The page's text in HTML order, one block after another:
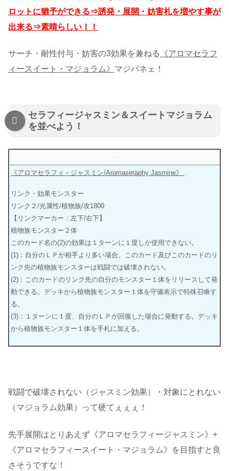
ロットに猶予ができる⇒誘発・展開・妨害札を増やす事が
出来る⇒素晴らしい！！
サーチ・耐性付与・妨害の3効果を兼ねる
《アロマセラフ
ィースイート・マジョラム》 マジパネェ！
セラフィージャスミン＆スイートマジョラム
を並べよう！
《アロマセラフィ－ジャスミン/Aromaseraphy Jasmine》
リンク・効果モンスター
リンク２/光属性/植物族/攻1800
【リンクマーカー：左下/右下】
植物族モンスター２体
このカード名の(2)の効果は１ターンに１度しか使用できない。
(1)：自分のＬＰが相手より多い場合、このカード及びこのカードのリ
ンク先の植物族モンスターは戦闘では破壊されない。
(2)：このカードのリンク先の自分のモンスター１体をリリースして発
動できる。デッキから植物族モンスター１体を守備表示で特殊召喚す
る。
(3)：１ターンに１度、自分のＬＰが回復した場合に発動する。デッキ
から植物族モンスター１体を手札に加える。
戦闘で破壊されない（ジャスミン効果）・対象にとれない
（マジョラム効果）って硬てぇぇぇ！
先手展開はとりあえず《アロマセラフィージャスミン》+
《アロマセラフィースイート・マジョラム》を目指すと良
さそうですな！